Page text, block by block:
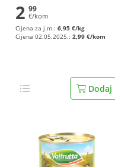
2 99
€/kom
Cijena za j.m.: 6,95 €/kg
Cijena 02.05.2025.: 2,99 €/kom
Dodaj